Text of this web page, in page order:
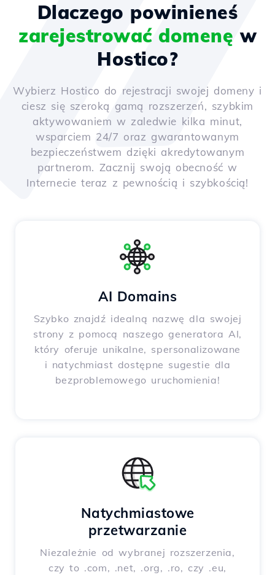
Dlaczego powinieneś
zarejestrować domenę w
Hostico?
Wybierz Hostico do rejestracji swojej domeny i
ciesz się szeroką gamą rozszerzeń, szybkim
aktywowaniem w zaledwie kilka minut,
wsparciem 24/7 oraz gwarantowanym
bezpieczeństwem dzięki akredytowanym
partnerom. Zacznij swoją obecność w
Internecie teraz z pewnością i szybkością!
AI Domains
Szybko znajdź idealną nazwę dla swojej
strony z pomocą naszego generatora AI,
który oferuje unikalne, spersonalizowane
i natychmiast dostępne sugestie dla
bezproblemowego uruchomienia!
Natychmiastowe
przetwarzanie
Niezależnie od wybranej rozszerzenia,
czy to .com, .net, .org, .ro, czy .eu,